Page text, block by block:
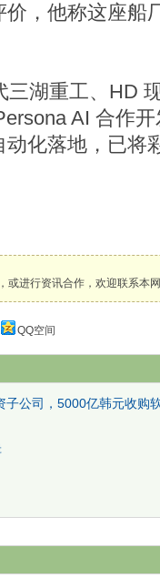
，他称这座船
湖重工、HD
AI 合作
化落地，已将
进行资讯合作，欢迎联系本
QQ空间
公司，5000亿韩元收购